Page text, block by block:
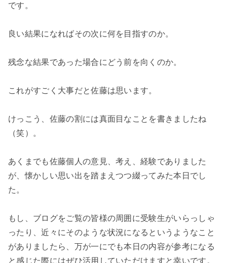
です。
良い結果になればその次に何を目指すのか。
残念な結果であった場合にどう前を向くのか。
これがすごく大事だと佐藤は思います。
けっこう、佐藤の割には真面目なことを書きましたね
（笑）。
あくまでも佐藤個人の意見、考え、経験でありました
が、懐かしい思い出を踏まえつつ綴ってみた本日でし
た。
もし、ブログをご覧の皆様の周囲に受験生がいらっしゃ
ったり、近々にそのような状況になるというようなこと
がありましたら、万が一にでも本日の内容が参考になる
と感じた際にはぜひ活用していただけますと幸いです。